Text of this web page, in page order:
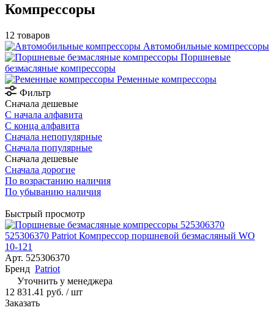
Компрессоры
12 товаров
Автомобильные компрессоры
Поршневые
безмасляные компрессоры
Ременные компрессоры
Фильтр
Сначала дешевые
С начала алфавита
С конца алфавита
Сначала непопулярные
Сначала популярные
Сначала дешевые
Сначала дорогие
По возрастанию наличия
По убыванию наличия
Быстрый просмотр
525306370 Patriot Компрессор поршневой безмасляный WO
10-121
Арт. 525306370
Бренд Patriot
Уточнить у менеджера
12 831.41 руб. / шт
Заказать